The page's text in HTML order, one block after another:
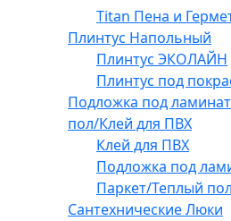
Titan Пена и
Плинтус Напольный
Плинтус ЭКОЛАЙН
Плинтус под
Подложка под
пол/Клей для ПВХ
Клей для ПВХ
Подложка под
Паркет/Теплый пол
Сантехнические Люки